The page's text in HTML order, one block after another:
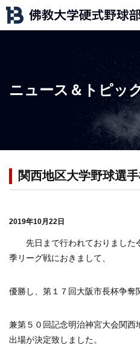
ニュース＆トピッ
関西地区大学野球選
2019年10月22日
先日まで行われておりました
季リーグ戦におきまして、
優勝し、 第１７回大阪市長杯争奪
兼第５０回記念明治神宮大会関西
出場が決定致しました。